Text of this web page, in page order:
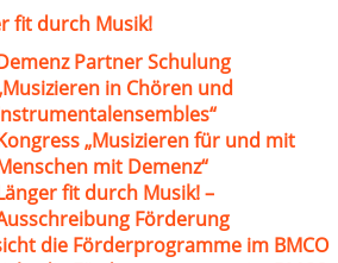
fit durch Musik!
Partner Schulung
in Chören und
„Musizieren für und mit
mit Demenz“
fit durch Musik! –
Förderung
die Förderprogramme im BMCO